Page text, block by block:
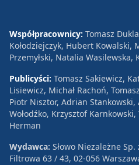
Współpracownicy: Tomasz
Kołodziejczyk, Hubert Kowalski,
Przemyłski, Natalia Wasilewska,
Publicyści: Tomasz Sakiewicz,
Lisiewicz, Michał Rachoń,
Piotr Nisztor, Adrian
Wołodźko, Krzysztof
Herman
Wydawca: Słowo Niezależne Sp.
Filtrowa 63 / 43, 02-056